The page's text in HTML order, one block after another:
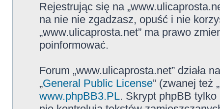
Rejestrując się na
na nie nie zgadzasz, opuść i nie
„www.ulicaprosta.net” ma prawo
poinformować.
Forum „www.ulicaprosta.net” działa
„General Public License” (zwanej też
www.phpBB3.PL. Skrypt phpBB tylko